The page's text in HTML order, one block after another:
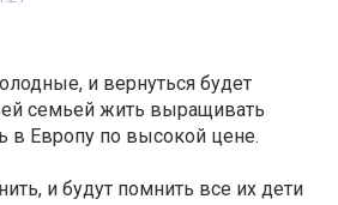
и вернуться будет
семьей жить выращивать
в Европу по высокой цене.
и будут помнить все их дети